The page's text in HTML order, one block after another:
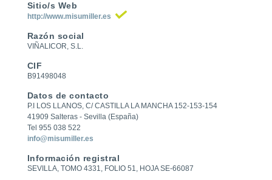
Sitio/s Web
http://www.misumiller.es
Razón social
VIÑALICOR, S.L.
CIF
B91498048
Datos de contacto
P.I LOS LLANOS, C/ CASTILLA LA MANCHA 152-153-154
41909 Salteras - Sevilla (España)
Tel 955 038 522
info@misumiller.es
Información registral
SEVILLA, TOMO 4331, FOLIO 51, HOJA SE-66087